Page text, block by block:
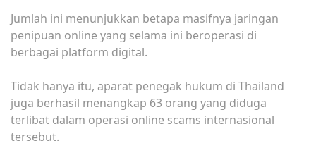
Jumlah ini menunjukkan betapa masifnya jaringan
penipuan online yang selama ini beroperasi di
berbagai platform digital.
Tidak hanya itu, aparat penegak hukum di Thailand
juga berhasil menangkap 63 orang yang diduga
terlibat dalam operasi online scams internasional
tersebut.